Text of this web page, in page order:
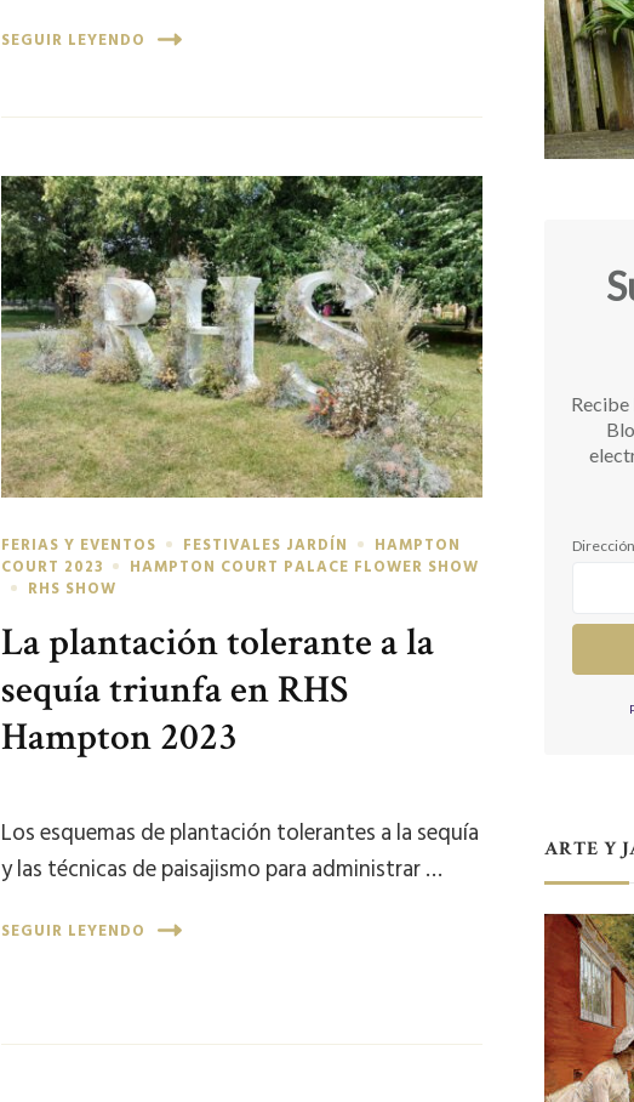
SEGUIR LEYENDO
FERIAS Y EVENTOS FESTIVALES JARDÍN
HAMPTON
COURT 2023
HAMPTON COURT PALACE FLOWER SHOW
RHS SHOW
La plantación tolerante a la
sequía triunfa en RHS
Hampton 2023
Los esquemas de plantación tolerantes a la sequía
y las técnicas de paisajismo para administrar …
SEGUIR LEYENDO
Recibe
ARTE Y